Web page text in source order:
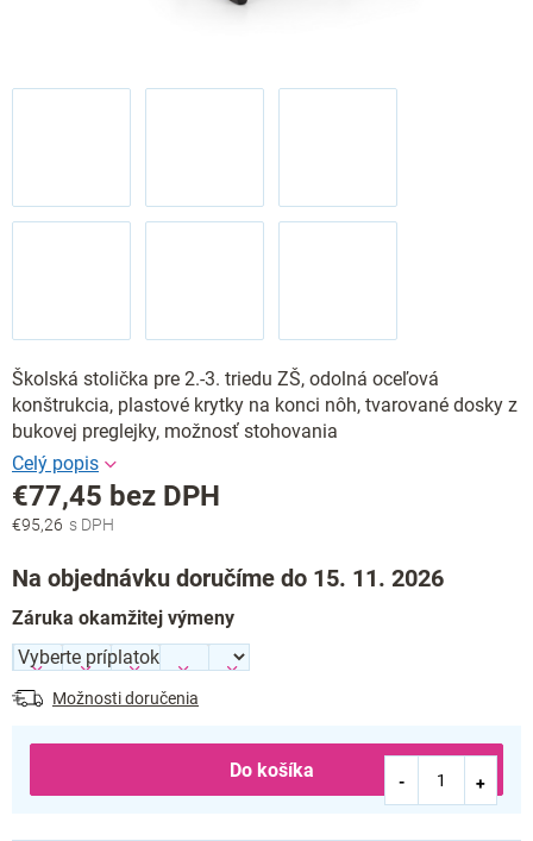
Školská stolička pre 2.-3. triedu ZŠ, odolná oceľová
konštrukcia, plastové krytky na konci nôh, tvarované dosky z
bukovej preglejky, možnosť stohovania
€95,26
€77,45 bez DPH
Jednotková
Na objednávku doručíme do 15. 11. 2026
Záruka okamžitej výmeny
Možnosti doručenia
Do košíka